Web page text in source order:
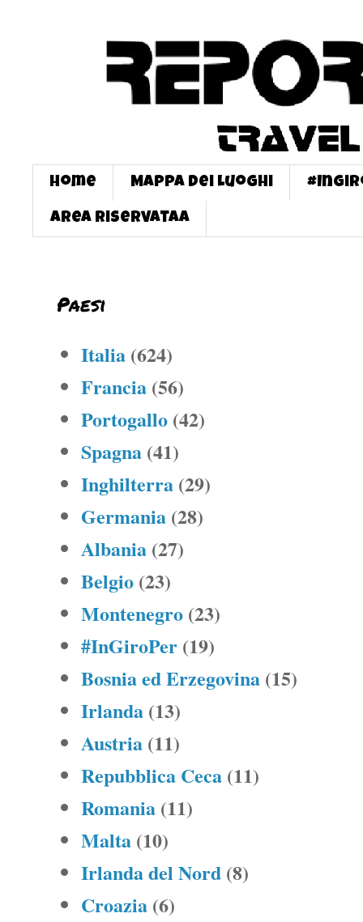
Home Mappa dei Luoghi
Area Riservataa
Paesi
Italia (624)
Francia (56)
Portogallo (42)
Spagna (41)
Inghilterra (29)
Germania (28)
Albania (27)
Belgio (23)
Montenegro (23)
#InGiroPer (19)
Bosnia ed Erzegovina (15)
Irlanda (13)
Austria (11)
Repubblica Ceca (11)
Romania (11)
Malta (10)
Irlanda del Nord (8)
Croazia (6)